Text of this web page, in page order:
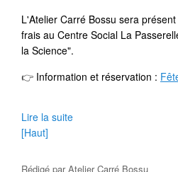
L'Atelier Carré Bossu sera
frais au Centre Social La
la Science".
👉 Information et réservation :
Lire la suite
[Haut]
Rédigé parAtelier Carré Bossu